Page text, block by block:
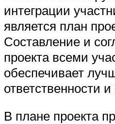
интеграции
является план
Составление и
проекта всеми
обеспечивает
ответственности
В плане проекта